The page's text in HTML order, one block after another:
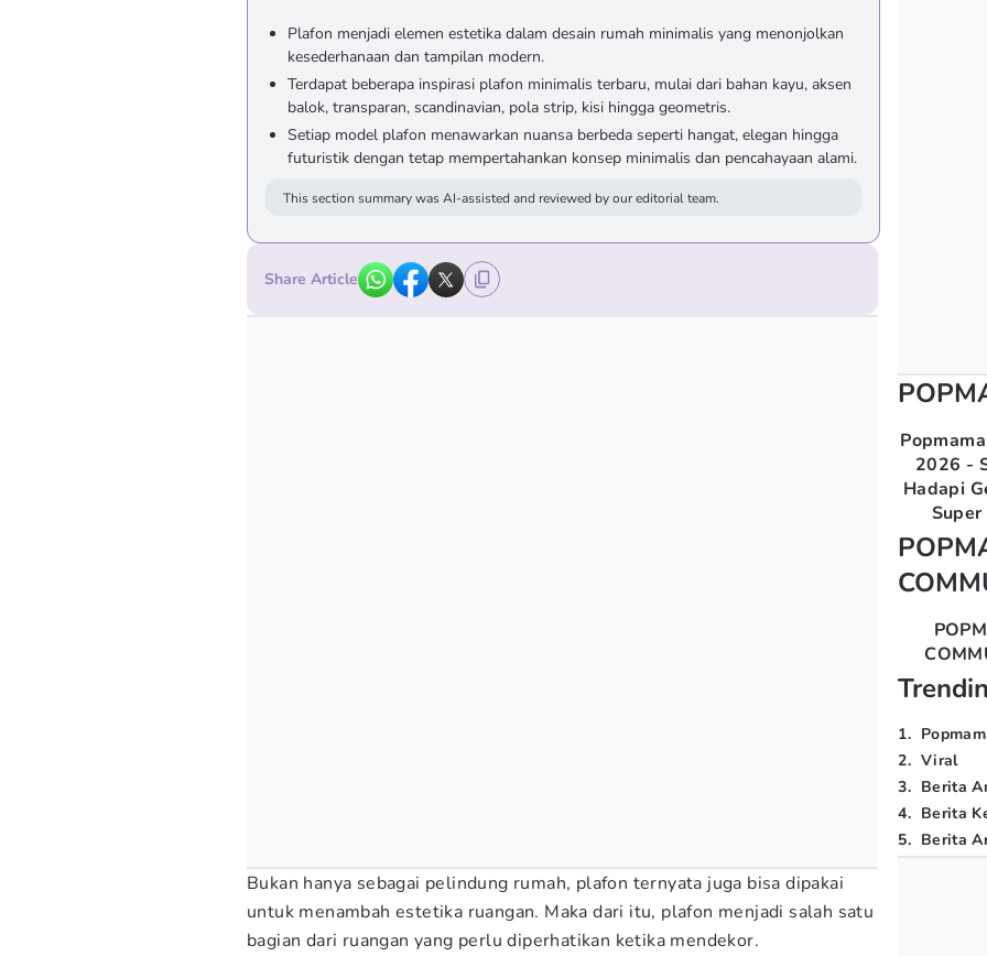
Plafon menjadi elemen estetika dalam desain rumah minimalis yang menonjolkan
kesederhanaan dan tampilan modern.
Terdapat beberapa inspirasi plafon minimalis terbaru, mulai dari bahan kayu, aksen
balok, transparan, scandinavian, pola strip, kisi hingga geometris.
Setiap model plafon menawarkan nuansa berbeda seperti hangat, elegan hingga
futuristik dengan tetap mempertahankan konsep minimalis dan pencahayaan alami.
This section summary was AI-assisted and reviewed by our editorial team.
Share Article
Bukan hanya sebagai pelindung rumah, plafon ternyata juga bisa dipakai
untuk menambah estetika ruangan. Maka dari itu, plafon menjadi salah satu
bagian dari ruangan yang perlu diperhatikan ketika mendekor.
2026 -
Hadapi
1.
2. Viral
3. Berita
4. Berita
5. Berita